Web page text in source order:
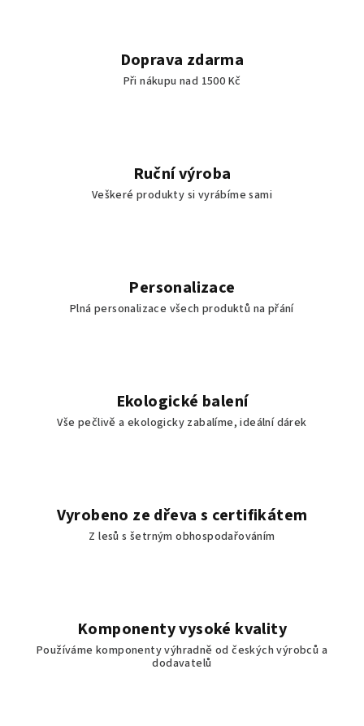
i
Doprava zdarma
Při nákupu nad 1500 Kč
Ruční výroba
Veškeré produkty si vyrábíme sami
Personalizace
Plná personalizace všech produktů na přání
Ekologické balení
Vše pečlivě a ekologicky zabalíme, ideální dárek
Vyrobeno ze dřeva s certifikátem
Z lesů s šetrným obhospodařováním
Komponenty vysoké kvality
Používáme komponenty výhradně od českých výrobců a
dodavatelů